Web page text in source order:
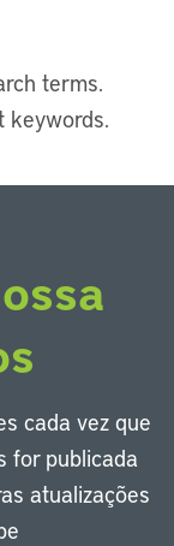
terms.
keywords.
cada vez que
for publicada
atualizações